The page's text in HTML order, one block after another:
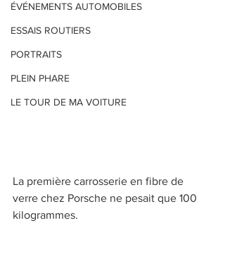
ÉVÉNEMENTS AUTOMOBILES
ESSAIS ROUTIERS
PORTRAITS
PLEIN PHARE
LE TOUR DE MA VOITURE
La première carrosserie en fibre de
verre chez Porsche ne pesait que 100
kilogrammes.